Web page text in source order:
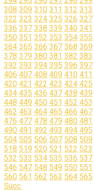
308 309 310 311 312 313
322 323 324 325 326 327
336 337 338 339 340 341
350 351 352 353 354 355
364 365 366 367 368 369
378 379 380 381 382 383
392 393 394 395 396 397
406 407 408 409 410 411
420 421 422 423 424 425
434 435 436 437 438 439
448 449 450 451 452 453
462 463 464 465 466 467
476 477 478 479 480 481
490 491 492 493 494 495
504 505 506 507 508 509
518 519 520 521 522 523
532 533 534 535 536 537
546 547 548 549 550 551
560 561 562 563 564 565
Succ.